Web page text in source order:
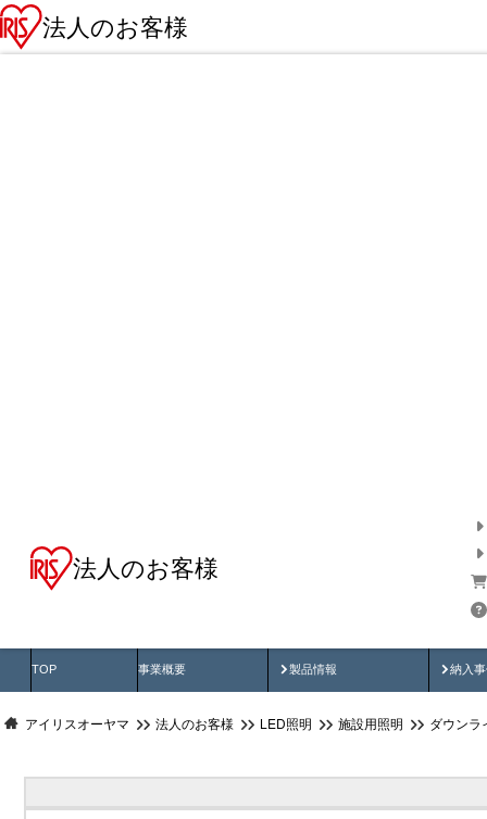
法人のお客様
法人のお客様
TOP 事業概要 製品情報
製品動画 納入
納
アイリスオーヤマ 法人のお客様 LED照明 施設用照明 ダウンラ